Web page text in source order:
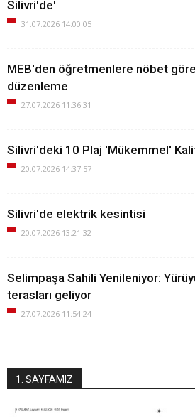
Silivri'de'
31.07.2026 14:00:05
MEB'den öğretmenlere nöbet
düzenleme
27.07.2026 11:36:31
Silivri'deki 10 Plaj 'Mükemmel'
20.07.2026 14:37:57
Silivri'de elektrik kesintisi
20.07.2026 13:21:32
Selimpaşa Sahili Yenileniyor:
terasları geliyor
27.07.2026 11:54:24
1. SAYFAMIZ